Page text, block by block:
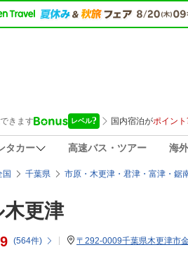
タカー 高速バス・ツアー 海
国 千葉県 市原・木更津・君津・富津・鋸
木更津
(564件) 〒292-0009千葉県木更津市